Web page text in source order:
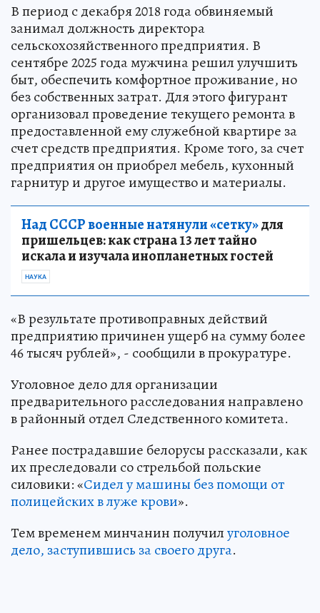
В период с декабря 2018 года обвиняемый
занимал должность директора
сельскохозяйственного предприятия. В
сентябре 2025 года мужчина решил улучшить
быт, обеспечить комфортное проживание, но
без собственных затрат. Для этого фигурант
организовал проведение текущего ремонта в
предоставленной ему служебной квартире за
счет средств предприятия. Кроме того, за счет
предприятия он приобрел мебель, кухонный
гарнитур и другое имущество и материалы.
Над СССР военные натянули «сетку»для
пришельцев: как страна 13 лет тайно
искала и изучала инопланетных гостей
НАУКА
«В результате противоправных действий
предприятию причинен ущерб на сумму более
46 тысяч рублей», - сообщили в прокуратуре.
Уголовное дело для организации
предварительного расследования направлено
в районный отдел Следственного комитета.
Ранее пострадавшие белорусы рассказали, как
их преследовали со стрельбой польские
силовики: «Сидел у машины без помощи от
полицейских в луже крови».
Тем временем минчанин получилуголовное
дело, заступившись за своего друга.